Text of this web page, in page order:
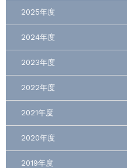
2025年度
2024年度
2023年度
2022年度
2021年度
2020年度
2019年度